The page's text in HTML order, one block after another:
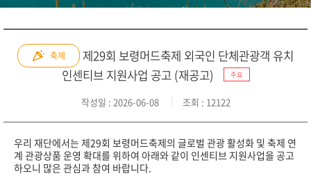
축제
제29회 보령머드축제 외국인 단체관광객 유치
인센티브 지원사업 공고 (재공고)
주요
작성일 : 2026-06-08 조회 : 12122
우리 재단에서는 제29회 보령머드축제의 글로벌 관광 활성화 및 축제 연
계 관광상품 운영 확대를 위하여 아래와 같이 인센티브 지원사업을 공고
하오니 많은 관심과 참여 바랍니다.